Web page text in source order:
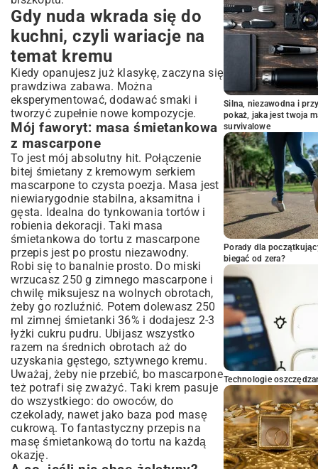
Gdy nuda wkrada się do
kuchni, czyli wariacje na
temat kremu
Kiedy opanujesz już klasykę, zaczyna się
prawdziwa zabawa. Można
eksperymentować, dodawać smaki i
tworzyć zupełnie nowe kompozycje.
Mój faworyt: masa śmietankowa
z mascarpone
To jest mój absolutny hit. Połączenie
bitej śmietany z kremowym serkiem
mascarpone to czysta poezja. Masa jest
niewiarygodnie stabilna, aksamitna i
gęsta. Idealna do tynkowania tortów i
robienia dekoracji. Taki masa
śmietankowa do tortu z mascarpone
przepis jest po prostu niezawodny.
Robi się to banalnie prosto. Do miski
wrzucasz 250 g zimnego mascarpone i
chwilę miksujesz na wolnych obrotach,
żeby go rozluźnić. Potem dolewasz 250
ml zimnej śmietanki 36% i dodajesz 2-3
łyżki cukru pudru. Ubijasz wszystko
razem na średnich obrotach aż do
uzyskania gęstego, sztywnego kremu.
Uważaj, żeby nie przebić, bo mascarpone
też potrafi się zważyć. Taki krem pasuje
do wszystkiego: do owoców, do
czekolady, nawet jako baza pod masę
cukrową. To fantastyczny przepis na
masę śmietankową do tortu na każdą
okazję.
Silna, niezawodna i
pokaż, jaka jest twoja
survivalowe
Porady dla
biegać od zera?
Technologie